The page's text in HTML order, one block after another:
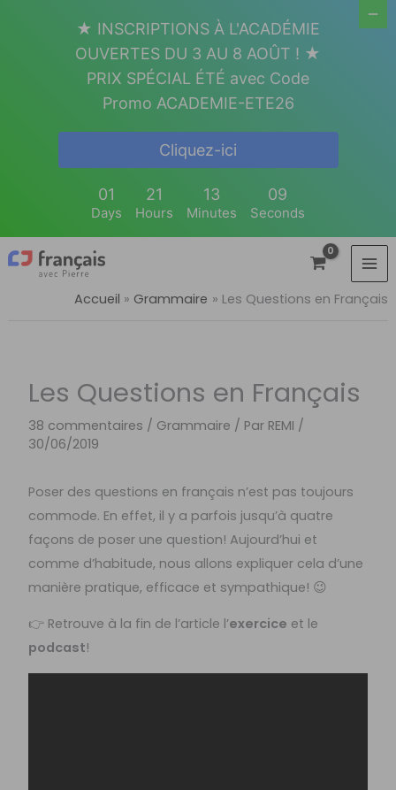
Accueil Grammaire Les Questions en Français
Les Questions en Français
38 commentaires / Grammaire / Par REMI /
30/06/2019
Poser des questions en français n’est pas toujours
commode. En effet, il y a parfois jusqu’à quatre
façons de poser une question! Aujourd’hui et
comme d’habitude, nous allons expliquer cela d’une
manière pratique, efficace et sympathique! 😉
👉 Retrouve à la fin de l’article l’exercice et le
podcast!
★ INSCRIPTIONS À L'ACADÉMIE
OUVERTES DU 3 AU 8 AOÛT ! ★
PRIX SPÉCIAL ÉTÉ avec Code
Promo ACADEMIE-ETE26
Cliquez-ici
01
Days
21
Hours
13
Minutes
09
Seconds